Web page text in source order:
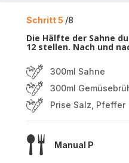
Schritt 5 /8
Die Hälfte der Sahne
12 stellen. Nach und
300ml Sahne
300ml
Prise Salz, Pfeffer
Manual P